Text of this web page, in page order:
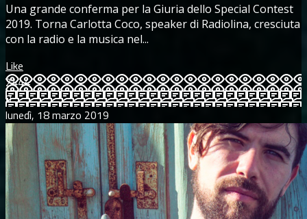
Una grande conferma per la Giuria dello Special Contest
2019. Torna Carlotta Coco, speaker di Radiolina, cresciuta
con la radio e la musica nel...
Like
2444
0
lunedì, 18 marzo 2019